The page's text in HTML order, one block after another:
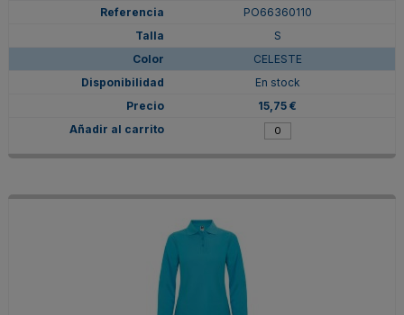
PO66360110
S
CELESTE
En stock
15,75 €